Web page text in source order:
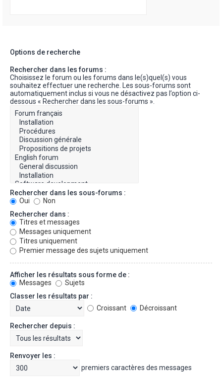
Options de recherche
Rechercher dans les forums :
Choisissez le forum ou les forums dans le(s)quel(s) vous
souhaitez effectuer une recherche. Les sous-forums sont
automatiquement inclus si vous ne désactivez pas l’option ci-
dessous « Rechercher dans les sous-forums ».
Rechercher dans les sous-forums :
Oui
Non
Rechercher dans :
Titres et messages
Messages uniquement
Titres uniquement
Premier message des sujets uniquement
Afficher les résultats sous forme de :
Messages
Sujets
Classer les résultats par :
Croissant
Décroissant
Rechercher depuis :
Renvoyer les :
premiers caractères des messages